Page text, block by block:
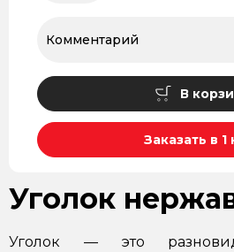
В
Заказать в 1
Уголок
Уголок — это